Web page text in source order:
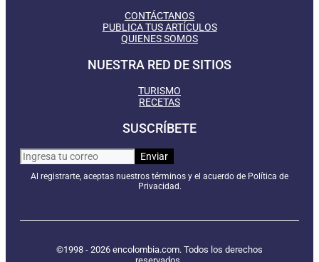
CONTÁCTANOS
PUBLICA TUS ARTÍCULOS
QUIENES SOMOS
NUESTRA RED DE SITIOS
TURISMO
RECETAS
SUSCRÍBETE
Al registrarte, aceptas nuestros términos y el acuerdo de Política de
Privacidad.
©1998 - 2026 encolombia.com. Todos los derechos